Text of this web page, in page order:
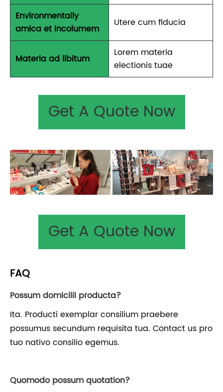
Environmentally
amica et incolumem
Utere cum fiducia
Materia ad libitum
Lorem materia
electionis tuae
Get A Quote Now
Get A Quote Now
FAQ
Possum domicilii producta?
Ita. Producti exemplar consilium praebere
possumus secundum requisita tua. Contact us pro
tuo nativo consilio egemus.
Quomodo possum quotation?